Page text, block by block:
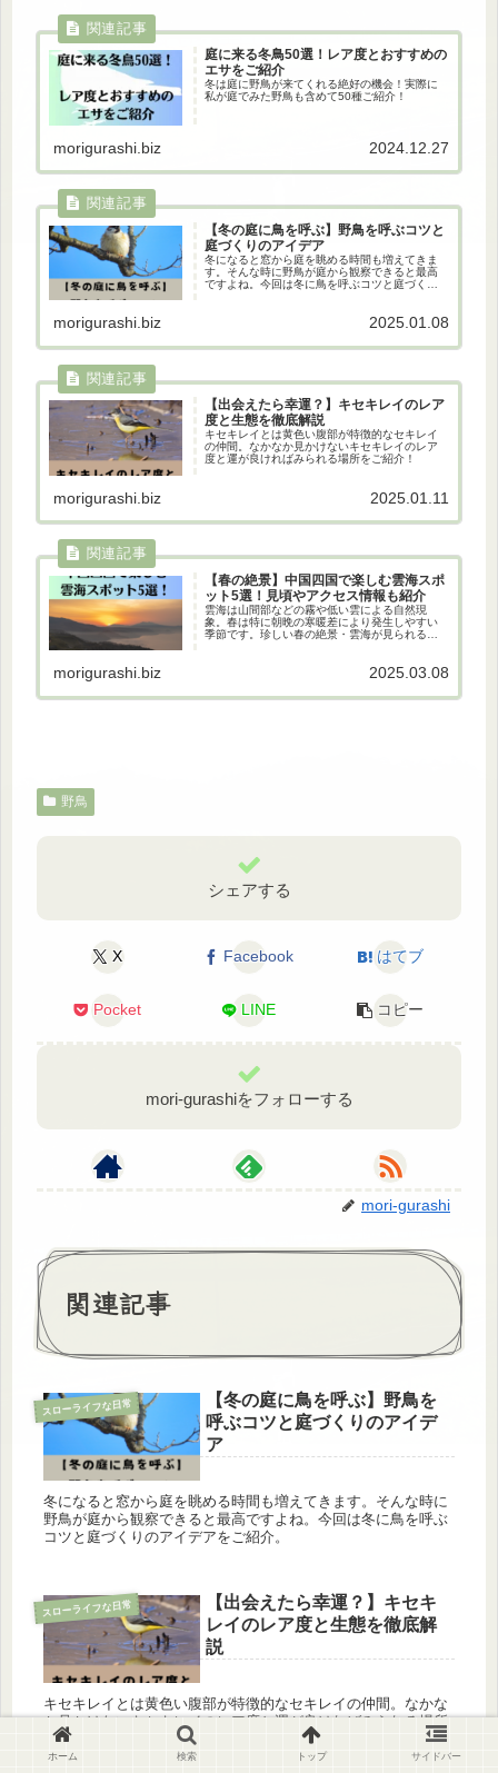
庭に来る冬鳥50選！レア度とおすすめの
エサをご紹介
冬は庭に野鳥が来てくれる絶好の機会！実際に
私が庭でみた野鳥も含めて50種ご紹介！
morigurashi.biz 2024.12.27
【冬の庭に鳥を呼ぶ】野鳥を呼ぶコツと
庭づくりのアイデア
冬になると窓から庭を眺める時間も増えてきま
す。そんな時に野鳥が庭から観察できると最高
ですよね。今回は冬に鳥を呼ぶコツと庭づくり
morigurashi.biz 2025.01.08
【出会えたら幸運？】キセキレイのレア
度と生態を徹底解説
キセキレイとは黄色い腹部が特徴的なセキレイ
の仲間。なかなか見かけないキセキレイのレア
度と運が良ければみられる場所をご紹介！
morigurashi.biz 2025.01.11
【春の絶景】中国四国で楽しむ雲海スポ
ット5選！見頃やアクセス情報も紹介
雲海は山間部などの霧や低い雲による自然現
象。春は特に朝晩の寒暖差により発生しやすい
季節です。珍しい春の絶景・雲海が見られるス
morigurashi.biz 2025.03.08
野鳥
シェアする
X Facebook はてブ
Pocket LINE コピー
mori-gurashiをフォローする
mori-gurashi
関連記事
スローライフな日常
【冬の庭に鳥を呼ぶ】野鳥を
呼ぶコツと庭づくりのアイデ
ア
冬になると窓から庭を眺める時間も増えてきます。そんな時に
野鳥が庭から観察できると最高ですよね。今回は冬に鳥を呼ぶ
コツと庭づくりのアイデアをご紹介。
スローライフな日常
【出会えたら幸運？】キセキ
レイのレア度と生態を徹底解
説
キセキレイとは黄色い腹部が特徴的なセキレイの仲間。なかな
か見かけないキセキレイのレア度と運が良ければみられる場所
をご紹介！
ホーム 検索 トップ サイドバー